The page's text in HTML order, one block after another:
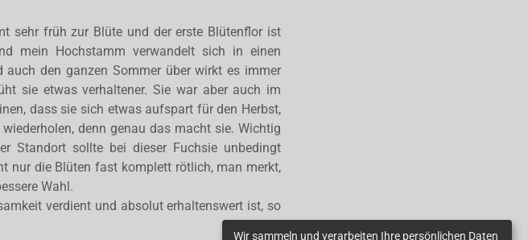
sehr früh zur Blüte und der erste Blütenflor ist
mein Hochstamm verwandelt sich in einen
den ganzen Sommer über wirkt es immer
sie etwas verhaltener. Sie war aber auch im
dass sie sich etwas aufspart für den Herbst,
denn genau das macht sie. Wichtig
Standort sollte bei dieser Fuchsie unbedingt
nur die Blüten fast komplett rötlich, man merkt,
Wahl.
verdient und absolut erhaltenswert ist, so
Wir sammeln und verarbeiten Ihre persönlichen Daten